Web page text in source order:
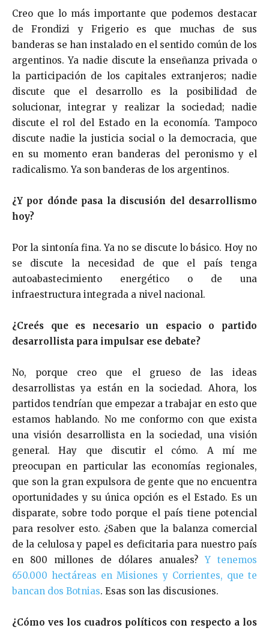
Creo que lo más importante que podemos destacar
de Frondizi y Frigerio es que muchas de sus
banderas se han instalado en el sentido común de los
argentinos. Ya nadie discute la enseñanza privada o
la participación de los capitales extranjeros; nadie
discute que el desarrollo es la posibilidad de
solucionar, integrar y realizar la sociedad; nadie
discute el rol del Estado en la economía. Tampoco
discute nadie la justicia social o la democracia, que
en su momento eran banderas del peronismo y el
radicalismo. Ya son banderas de los argentinos.
¿Y por dónde pasa la discusión del desarrollismo
hoy?
Por la sintonía fina. Ya no se discute lo básico. Hoy no
se discute la necesidad de que el país tenga
autoabastecimiento energético o de una
infraestructura integrada a nivel nacional.
¿Creés que es necesario un espacio o partido
desarrollista para impulsar ese debate?
No, porque creo que el grueso de las ideas
desarrollistas ya están en la sociedad. Ahora, los
partidos tendrían que empezar a trabajar en esto que
estamos hablando. No me conformo con que exista
una visión desarrollista en la sociedad, una visión
general. Hay que discutir el cómo. A mí me
preocupan en particular las economías regionales,
que son la gran expulsora de gente que no encuentra
oportunidades y su única opción es el Estado. Es un
disparate, sobre todo porque el país tiene potencial
para resolver esto. ¿Saben que la balanza comercial
de la celulosa y papel es deficitaria para nuestro país
en 800 millones de dólares anuales? Y tenemos
650.000 hectáreas en Misiones y Corrientes, que te
bancan dos Botnias. Esas son las discusiones.
¿Cómo ves los cuadros políticos con respecto a los